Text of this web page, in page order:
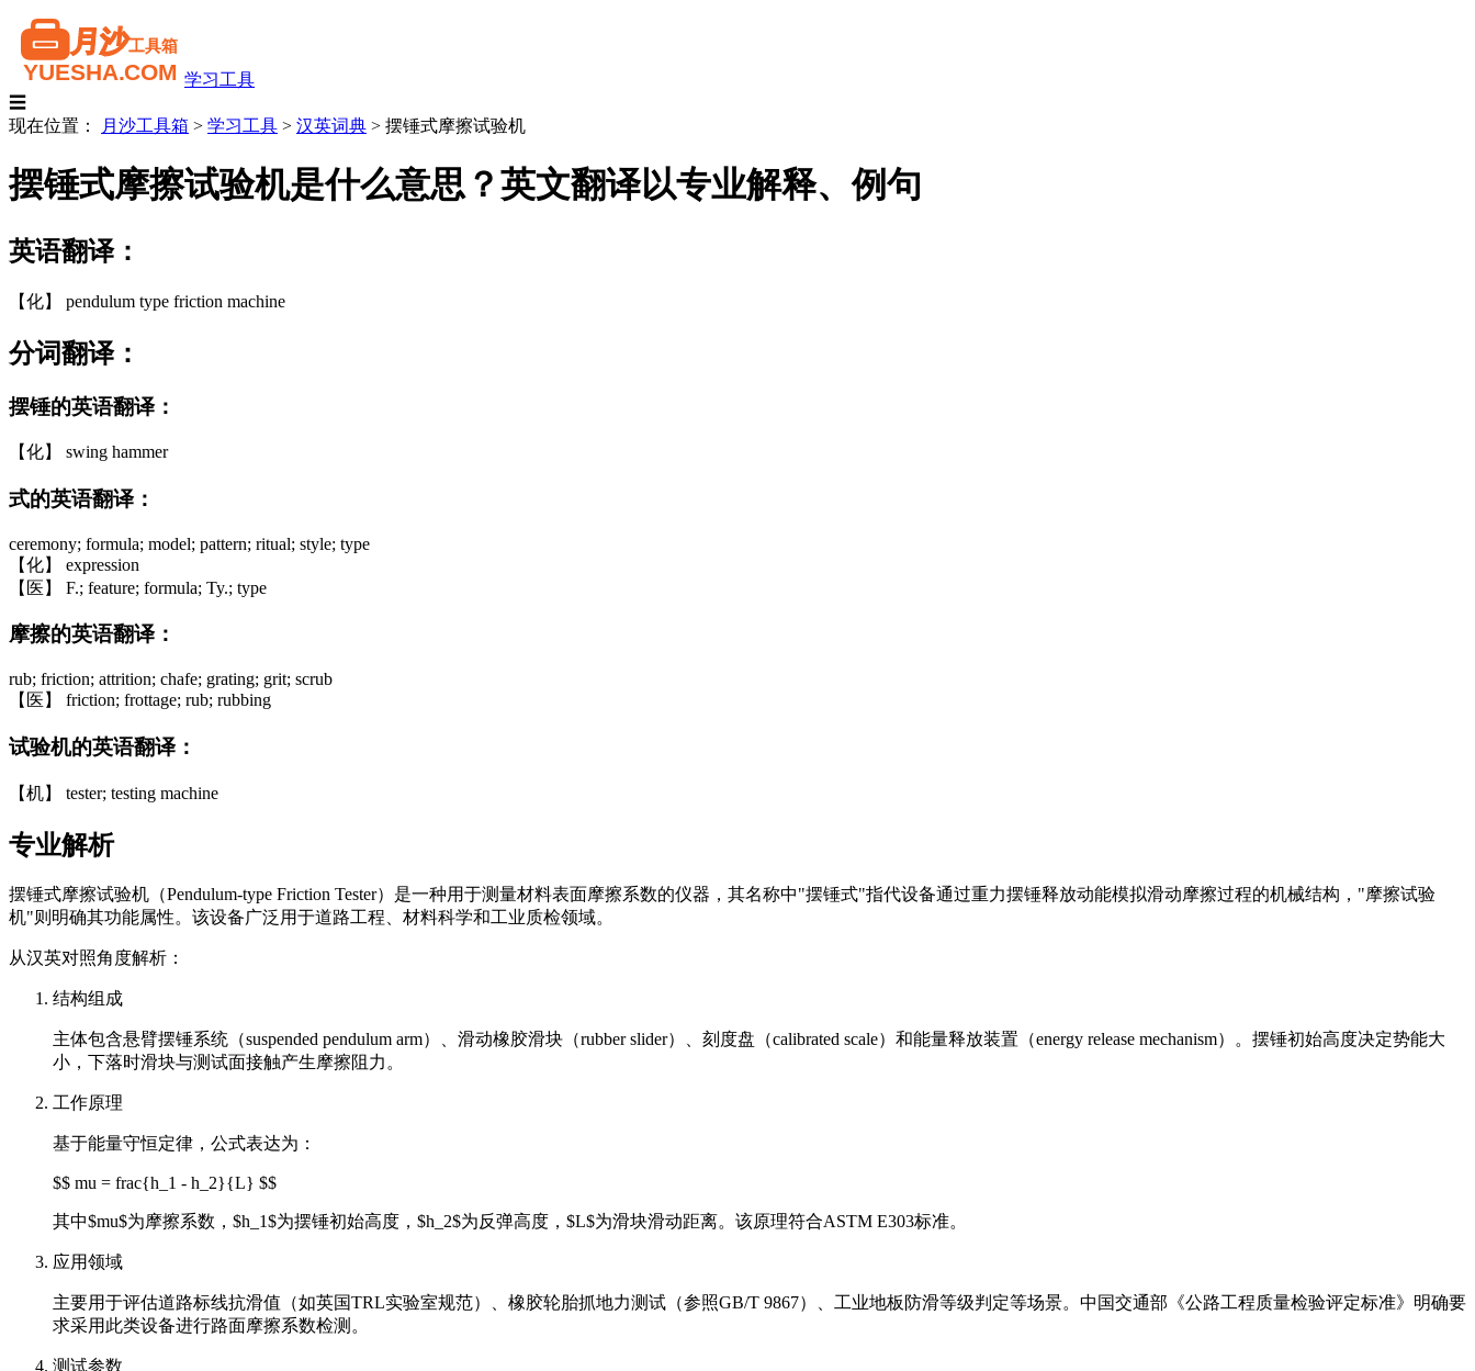
学习工具
☰
现在位置：
月沙工具箱 > 学习工具 > 汉英词典 > 摆锤式摩擦试验机
摆锤式摩擦试验机是什么意思？英文翻译以专业解释、例句
英语翻译：
【化】 pendulum type friction machine
分词翻译：
摆锤的英语翻译：
【化】 swing hammer
式的英语翻译：
ceremony; formula; model; pattern; ritual; style; type
【化】 expression
【医】 F.; feature; formula; Ty.; type
摩擦的英语翻译：
rub; friction; attrition; chafe; grating; grit; scrub
【医】 friction; frottage; rub; rubbing
试验机的英语翻译：
【机】 tester; testing machine
专业解析
摆锤式摩擦试验机（Pendulum-type Friction Tester）是一种用于测量材料表面摩擦系数的仪器，其名称中"摆锤式"指代设备通过重力摆锤释放动能模拟滑动摩擦过程的机械结构，"摩擦试验
机"则明确其功能属性。该设备广泛用于道路工程、材料科学和工业质检领域。
从汉英对照角度解析：
结构组成
主体包含悬臂摆锤系统（suspended pendulum arm）、滑动橡胶滑块（rubber slider）、刻度盘（calibrated scale）和能量释放装置（energy release mechanism）。摆锤初始高度决定势能大
小，下落时滑块与测试面接触产生摩擦阻力。
工作原理
基于能量守恒定律，公式表达为：
$$ mu = frac{h_1 - h_2}{L} $$
其中$mu$为摩擦系数，$h_1$为摆锤初始高度，$h_2$为反弹高度，$L$为滑块滑动距离。该原理符合ASTM E303标准。
应用领域
主要用于评估道路标线抗滑值（如英国TRL实验室规范）、橡胶轮胎抓地力测试（参照GB/T 9867）、工业地板防滑等级判定等场景。中国交通部《公路工程质量检验评定标准》明确要
求采用此类设备进行路面摩擦系数检测。
测试参数